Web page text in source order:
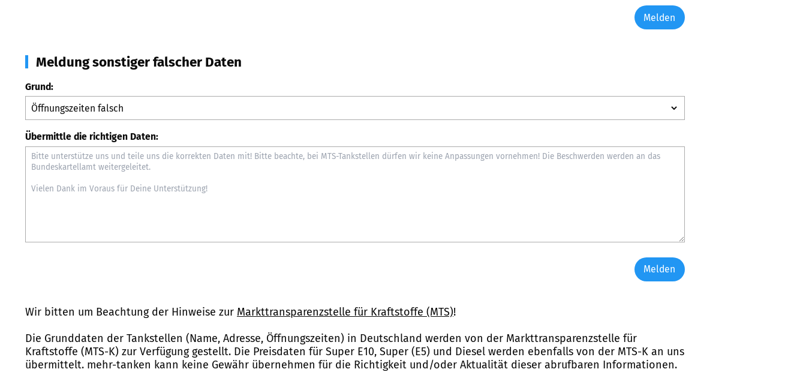
Melden
Meldung sonstiger falscher Daten
Grund:
Übermittle die richtigen Daten:
Melden
Wir bitten um Beachtung der Hinweise zur Markttransparenzstelle für Kraftstoffe (MTS)!
Die Grunddaten der Tankstellen (Name, Adresse, Öffnungszeiten) in Deutschland werden von der Markttransparenzstelle für
Kraftstoffe (MTS-K) zur Verfügung gestellt. Die Preisdaten für Super E10, Super (E5) und Diesel werden ebenfalls von der MTS-K an uns
übermittelt. mehr-tanken kann keine Gewähr übernehmen für die Richtigkeit und/oder Aktualität dieser abrufbaren Informationen.